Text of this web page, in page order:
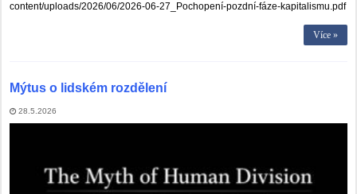
content/uploads/2026/06/2026-06-27_Pochopení-pozdní-fáze-kapitalismu.pdf
Více »
Mýtus o lidském rozdělení
28.5.2026